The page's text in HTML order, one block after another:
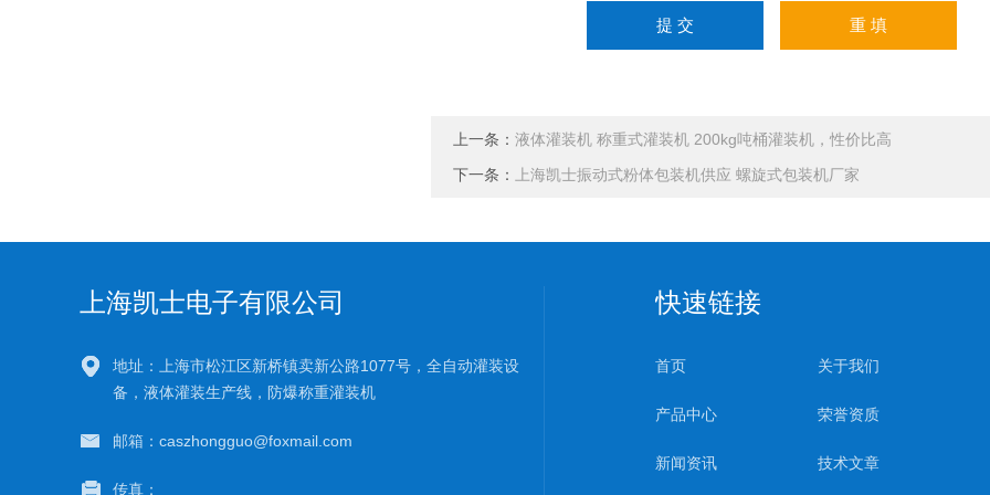
上一条： 液体灌装机 称重式灌装机 200kg吨桶灌装机，性价比高
下一条：
上海凯士振动式粉体包装机供应 螺旋式包装机厂家
上海凯士电子有限公司
地址：上海市松江区新桥镇卖新公路1077号，全自动灌装设
备，液体灌装生产线，防爆称重灌装机
邮箱：caszhongguo@foxmail.com
传真：
快速链接
首页 关于我们
产品中心 荣誉资质
新闻资讯 技术文章